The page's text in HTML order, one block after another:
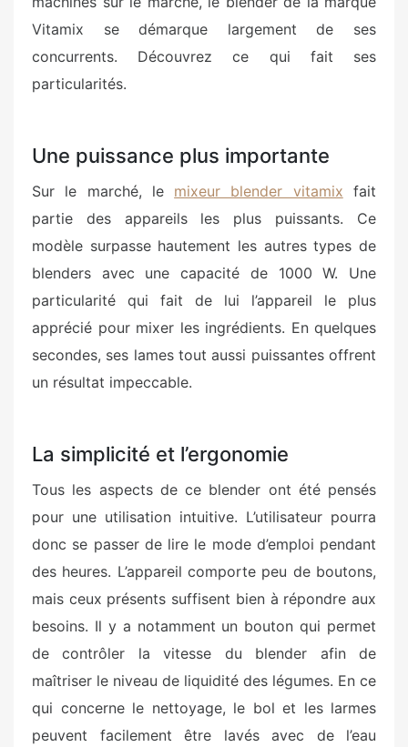
Vitamix se démarque largement de ses
concurrents. Découvrez ce qui fait ses
particularités.
Une puissance plus importante
Sur le marché, le mixeur blender vitamix fait
partie des appareils les plus puissants. Ce
modèle surpasse hautement les autres types de
blenders avec une capacité de 1000 W. Une
particularité qui fait de lui l’appareil le plus
apprécié pour mixer les ingrédients. En quelques
secondes, ses lames tout aussi puissantes offrent
un résultat impeccable.
La simplicité et l’ergonomie
Tous les aspects de ce blender ont été pensés
pour une utilisation intuitive. L’utilisateur pourra
donc se passer de lire le mode d’emploi pendant
des heures. L’appareil comporte peu de boutons,
mais ceux présents suffisent bien à répondre aux
besoins. Il y a notamment un bouton qui permet
de contrôler la vitesse du blender afin de
maîtriser le niveau de liquidité des légumes. En ce
qui concerne le nettoyage, le bol et les larmes
peuvent facilement être lavés avec de l’eau